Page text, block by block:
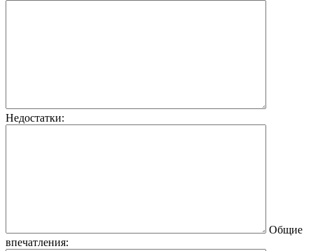
Недостатки:
Общие
впечатления: